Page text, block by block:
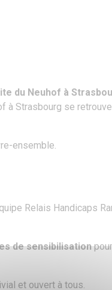
du Neuhof à
à Strasbourg se
ensemble.
Relais Handicaps
de sensibilisation
et ouvert à tous.